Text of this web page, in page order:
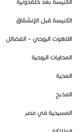
الكنيسة بعد خلقدونية
الكنيسة قبل الإنشقاق
اللاهوت الروحي – الفضائل
المحاربات الروحية
المحبة
المذبح
المسيحية في مصر